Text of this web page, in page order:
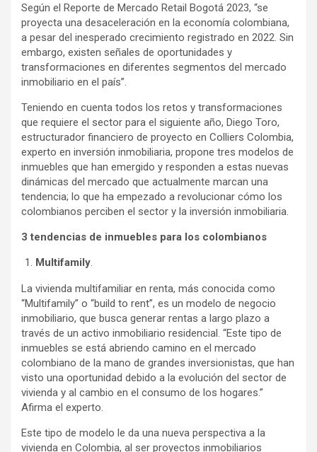
Según el Reporte de Mercado Retail Bogotá 2023, “se
proyecta una desaceleración en la economía colombiana,
a pesar del inesperado crecimiento registrado en 2022. Sin
embargo, existen señales de oportunidades y
transformaciones en diferentes segmentos del mercado
inmobiliario en el país”.
Teniendo en cuenta todos los retos y transformaciones
que requiere el sector para el siguiente año, Diego Toro,
estructurador financiero de proyecto en Colliers Colombia,
experto en inversión inmobiliaria, propone tres modelos de
inmuebles que han emergido y responden a estas nuevas
dinámicas del mercado que actualmente marcan una
tendencia; lo que ha empezado a revolucionar cómo los
colombianos perciben el sector y la inversión inmobiliaria.
3 tendencias de inmuebles para los colombianos
Multifamily
La vivienda multifamiliar en renta, más conocida como
“Multifamily” o “build to rent”, es un modelo de negocio
inmobiliario, que busca generar rentas a largo plazo a
través de un activo inmobiliario residencial. “Este tipo de
inmuebles se está abriendo camino en el mercado
colombiano de la mano de grandes inversionistas, que han
visto una oportunidad debido a la evolución del sector de
vivienda y al cambio en el consumo de los hogares.”
Afirma el experto.
Este tipo de modelo le da una nueva perspectiva a la
vivienda en Colombia, al ser proyectos inmobiliarios